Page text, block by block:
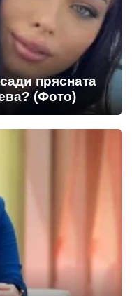
прясната
(Фото)